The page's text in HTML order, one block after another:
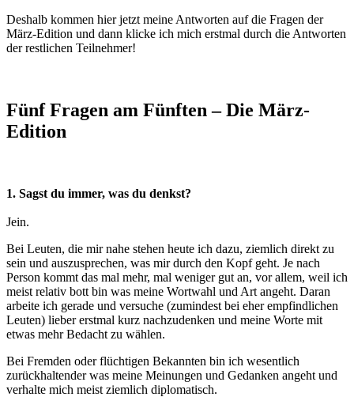
Deshalb kommen hier jetzt meine Antworten auf die Fragen der
März-Edition und dann klicke ich mich erstmal durch die Antworten
der restlichen Teilnehmer!
Fünf Fragen am Fünften – Die März-
Edition
1. Sagst du immer, was du denkst?
Jein.
Bei Leuten, die mir nahe stehen heute ich dazu, ziemlich direkt zu
sein und auszusprechen, was mir durch den Kopf geht. Je nach
Person kommt das mal mehr, mal weniger gut an, vor allem, weil ich
meist relativ bott bin was meine Wortwahl und Art angeht. Daran
arbeite ich gerade und versuche (zumindest bei eher empfindlichen
Leuten) lieber erstmal kurz nachzudenken und meine Worte mit
etwas mehr Bedacht zu wählen.
Bei Fremden oder flüchtigen Bekannten bin ich wesentlich
zurückhaltender was meine Meinungen und Gedanken angeht und
verhalte mich meist ziemlich diplomatisch.